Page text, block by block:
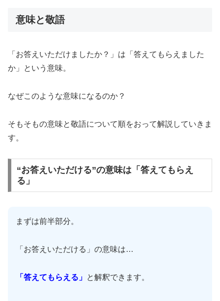
意味と敬語
「お答えいただけましたか？」は「答えてもらえました
か」という意味。
なぜこのような意味になるのか？
そもそもの意味と敬語について順をおって解説していきま
す。
“お答えいただける”の意味は「答えてもらえ
る」
まずは前半部分。
「お答えいただける」の意味は…
「答えてもらえる」 と解釈できます。